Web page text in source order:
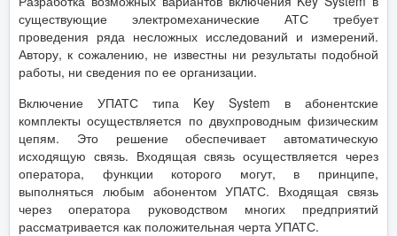
существующие электромеханические АТС требует
проведения ряда несложных исследований и измерений.
Автору, к сожалению, не известны ни результаты подобной
работы, ни сведения по ее организации.
Включение УПАТС типа Key System в абонентские
комплекты осуществляется по двухпроводным физическим
цепям. Это решение обеспечивает автоматическую
исходящую связь. Входящая связь осуществляется через
оператора, функции которого могут, в принципе,
выполняться любым абонентом УПАТС. Входящая связь
через оператора руководством многих предприятий
рассматривается как положительная черта УПАТС.